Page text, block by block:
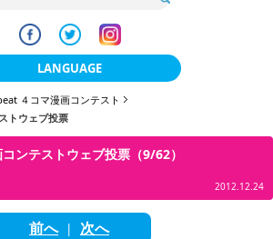
LANGUAGE
日本語
한국어
繁體中文
４コマ漫画コンテスト
トウェブ投票
ンテストウェブ投票（9/62）
2012.12.24
前へ| 次へ